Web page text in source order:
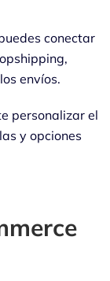
conectar
envíos.
personalizar el
y opciones